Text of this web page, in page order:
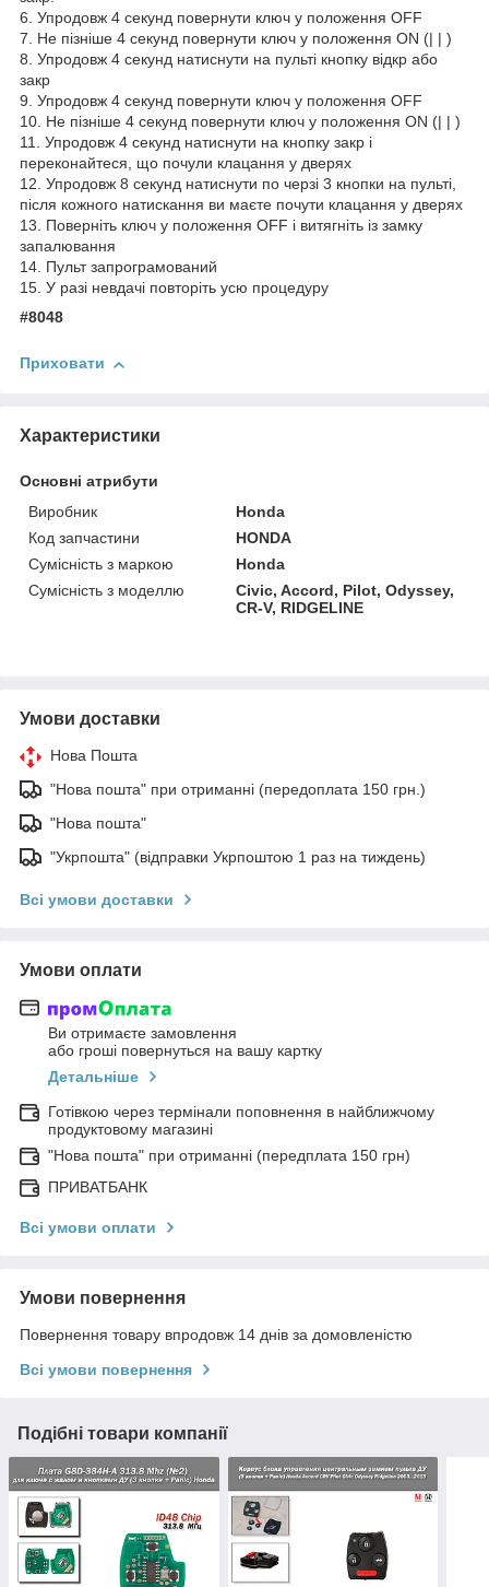
6. Упродовж 4 секунд повернути ключ у положення OFF
7. Не пізніше 4 секунд повернути ключ у положення ON (| | )
8. Упродовж 4 секунд натиснути на пульті кнопку відкр або
закр
9. Упродовж 4 секунд повернути ключ у положення OFF
10. Не пізніше 4 секунд повернути ключ у положення ON (| | )
11. Упродовж 4 секунд натиснути на кнопку закр і
переконайтеся, що почули клацання у дверях
12. Упродовж 8 секунд натиснути по черзі 3 кнопки на пульті,
після кожного натискання ви маєте почути клацання у дверях
13. Поверніть ключ у положення OFF і витягніть із замку
запалювання
14. Пульт запрограмований
15. У разі невдачі повторіть усю процедуру
#8048
Приховати
Характеристики
Основні атрибути
Виробник
Honda
Код запчастини
HONDA
Сумісність з маркою
Honda
Сумісність з моделлю
Civic, Accord, Pilot, Odyssey,
CR-V, RIDGELINE
Умови доставки
Нова Пошта
"Нова пошта" при отриманні (передоплата 150 грн.)
"Нова пошта"
"Укрпошта" (відправки Укрпоштою 1 раз на тиждень)
Всі умови доставки
Умови оплати
Ви отримаєте замовлення
або гроші повернуться на вашу картку
Детальніше
Готівкою через термінали поповнення в найближчому
продуктовому магазині
"Нова пошта" при отриманні (передплата 150 грн)
ПРИВАТБАНК
Всі умови оплати
Умови повернення
Повернення товару впродовж 14 днів за домовленістю
Всі умови повернення
Подібні товари компанії